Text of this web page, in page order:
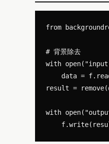
from
# 背景除去
with
data =
result =
with